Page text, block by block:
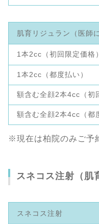
肌育リジュラン（医師
1本2cc（初回限定価格）
1本2cc（都度払い）
額含む全顔2本4cc（初
額含む全顔2本4cc（都
※現在は柏院のみご予
スネコス注射（肌
スネコス注射